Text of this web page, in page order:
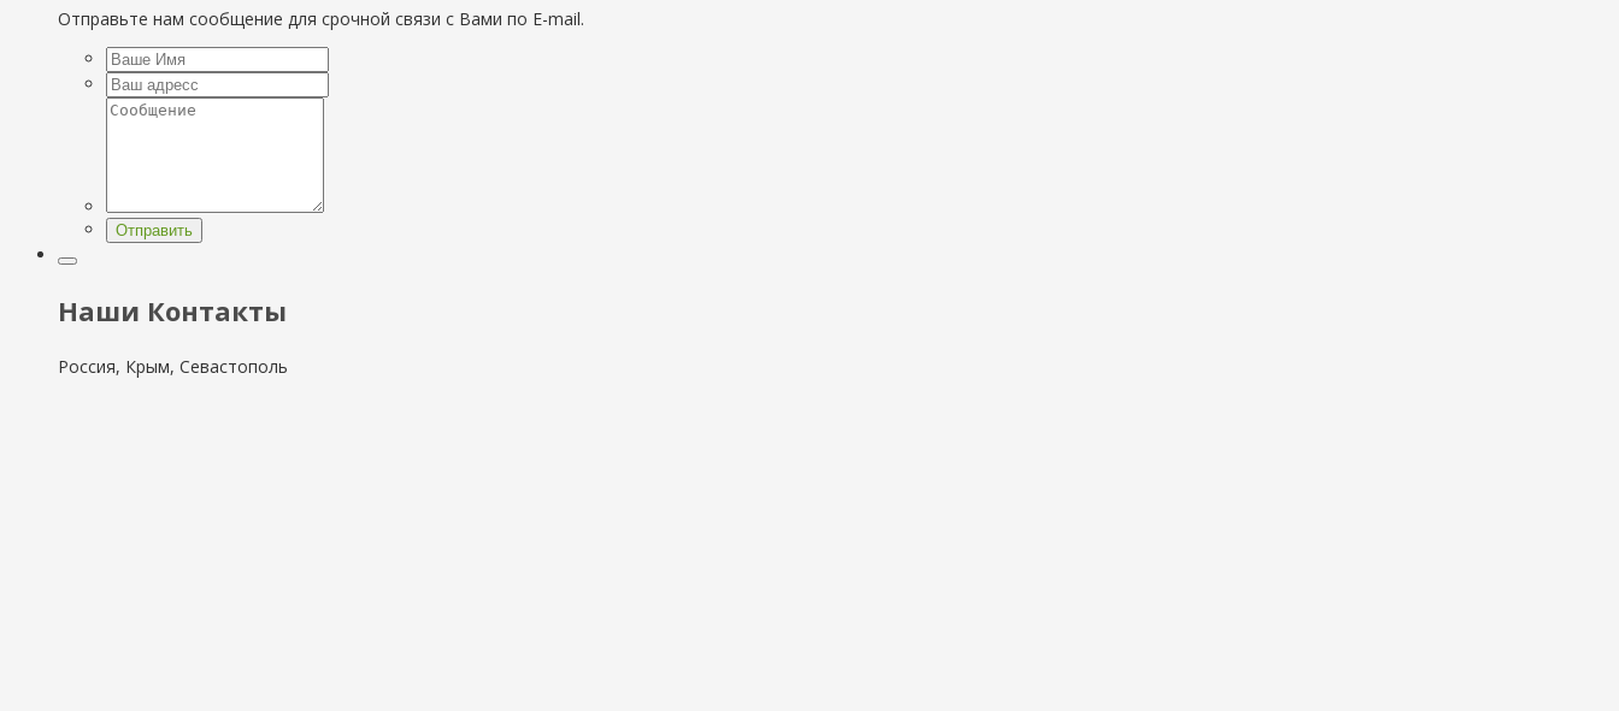
Отправьте нам сообщение для срочной связи с Вами по E-mail.
Отправить
Наши Контакты
Россия, Крым, Севастополь